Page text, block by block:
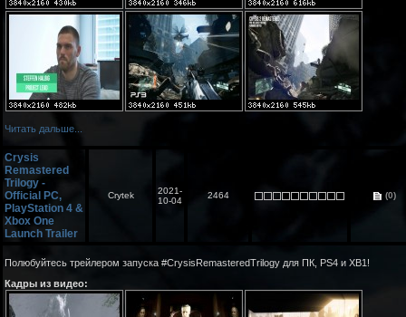
Читать дальше...
Crysis
Remastered
Trilogy -
Official PC,
PlayStation 4 &
Xbox One
Launch Trailer
Crytek
2021-
10-04
2464 (0)
Полюбуйтесь трейлером запуска #CrysisRemasteredTrilogy для ПК, PS4 и XB1!
Кадры из видео: